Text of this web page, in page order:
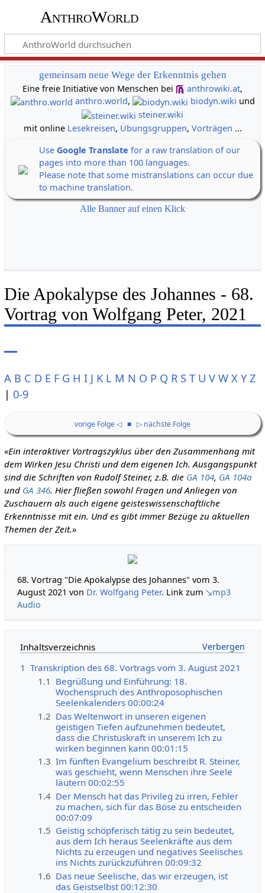
AnthroWorld
gemeinsam neue Wege der Erkenntnis gehen
Eine freie Initiative von Menschen bei
anthrowiki.at,
anthro.world, biodyn.wiki und
steiner.wiki
mit online Lesekreisen, Übungsgruppen, Vorträgen ...
Use Google Translate for a raw translation of our
pages into more than 100 languages.
Please note that some mistranslations can occur due
to machine translation.
Alle Banner auf einen Klick
Die Apokalypse des Johannes - 68.
Vortrag von Wolfgang Peter, 2021
A B C D E F G H I J K L M N O P Q R S T U V W X Y Z
| 0-9
vorige Folge ◁ ■ ▷ nächste Folge
«Ein interaktiver Vortragszyklus über den Zusammenhang mit
dem Wirken Jesu Christi und dem eigenen Ich. Ausgangspunkt
sind die Schriften von Rudolf Steiner, z.B. die GA 104, GA 104a
und GA 346. Hier fließen sowohl Fragen und Anliegen von
Zuschauern als auch eigene geisteswissenschaftliche
Erkenntnisse mit ein. Und es gibt immer Bezüge zu aktuellen
Themen der Zeit.»
68. Vortrag "Die Apokalypse des Johannes" vom 3.
August 2021 von Dr. Wolfgang Peter. Link zum↘mp3
Audio
Inhaltsverzeichnis
1 Transkription des 68. Vortrags vom 3. August 2021
1.1 Begrüßung und Einführung: 18.
Wochenspruch des Anthroposophischen
Seelenkalenders 00:00:24
1.2 Das Weltenwort in unseren eigenen
geistigen Tiefen aufzunehmen bedeutet,
dass die Christuskraft in unserem Ich zu
wirken beginnen kann 00:01:15
1.3 Im fünften Evangelium beschreibt R. Steiner,
was geschieht, wenn Menschen ihre Seele
läutern 00:02:55
1.4 Der Mensch hat das Privileg zu irren, Fehler
zu machen, sich für das Böse zu entscheiden
00:07:09
1.5 Geistig schöpferisch tätig zu sein bedeutet,
aus dem Ich heraus Seelenkräfte aus dem
Nichts zu erzeugen und negatives Seelisches
ins Nichts zurückzuführen 00:09:32
1.6 Das neue Seelische, das wir erzeugen, ist
das Geistselbst 00:12:30